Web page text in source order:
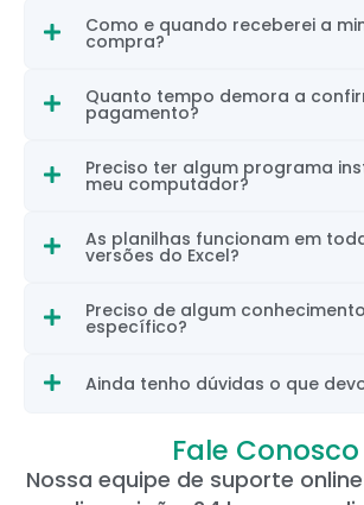
Como e quando receberei a
compra?
Quanto tempo demora a
pagamento?
Preciso ter algum programa
meu computador?
As planilhas funcionam em
versões do Excel?
Preciso de algum conhecimento
específico?
Ainda tenho dúvidas o que
Fale Conosco
Nossa equipe de suporte